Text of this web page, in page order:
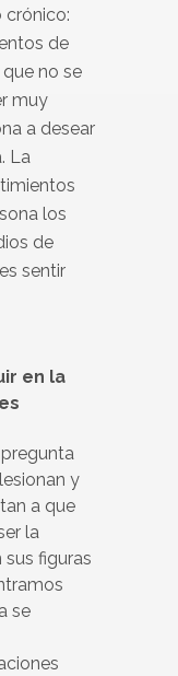
crónico:
de
no se
muy
a desear
La
los
de
sentir
en la
y
a que
la
figuras
se